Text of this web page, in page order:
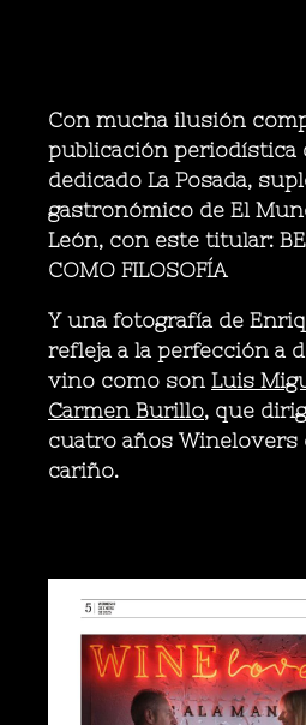
Con mucha ilusión
publicación periodística
dedicado La Posada,
gastronómico de El
León, con este titular:
COMO FILOSOFÍA
Y una fotografía de
refleja a la perfección a
vino como son Luis
Carmen Burillo, que
cuatro años Winelovers
cariño.